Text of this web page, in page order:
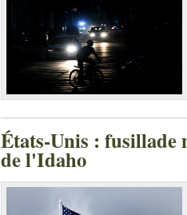
États-Unis : fusillade
de l'Idaho